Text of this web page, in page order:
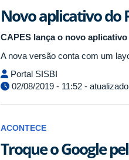
Novo aplicativo do
CAPES lança o novo
A nova versão conta com um
Portal SISBI
02/08/2019 - 11:52 -
ACONTECE
Troque o Google